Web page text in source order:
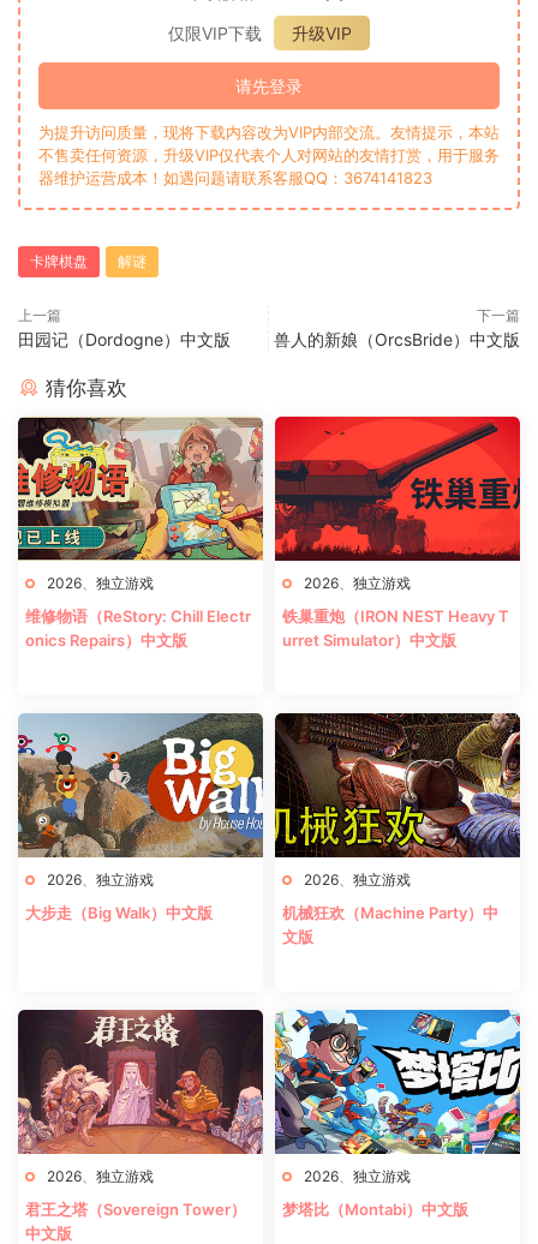
仅限VIP下载
升级VIP
请先登录
为提升访问质量，现将下载内容改为VIP内部交流。友情提示，本站
不售卖任何资源，升级VIP仅代表个人对网站的友情打赏，用于服务
器维护运营成本！如遇问题请联系客服QQ：3674141823
卡牌棋盘 解谜
上一篇
田园记（Dordogne）中文版
下一篇
兽人的新娘（OrcsBride）中文版
猜你喜欢
2026 独立游戏
维修物语（ReStory: Chill Electr
onics Repairs）中文版
2026 独立游戏
铁巢重炮（IRON NEST Heavy T
urret Simulator）中文版
2026 独立游戏
大步走（Big Walk）中文版
2026 独立游戏
机械狂欢（Machine Party）中
文版
2026 独立游戏
君王之塔（Sovereign Tower）
中文版
2026 独立游戏
梦塔比（Montabi）中文版